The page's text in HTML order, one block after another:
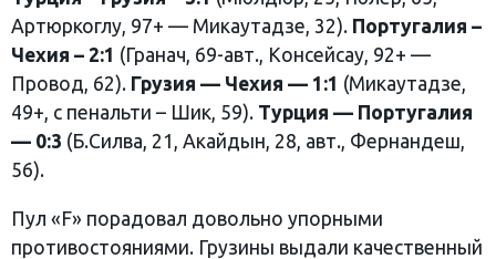
Артюркоглу, 97+ — Микаутадзе, 32). Португалия –
Чехия – 2:1 (Гранач, 69-авт., Консейсау, 92+ —
Провод, 62). Грузия — Чехия — 1:1 (Микаутадзе,
49+, с пенальти – Шик, 59). Турция — Португалия
— 0:3 (Б.Силва, 21, Акайдын, 28, авт., Фернандеш,
56).
Пул «F» порадовал довольно упорными
противостояниями. Грузины выдали качественный